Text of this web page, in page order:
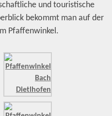
und touristische
bekommt man auf der
Pfaffenwinkel.